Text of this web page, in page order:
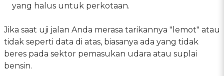
yang halus untuk perkotaan.
Jika saat uji jalan Anda merasa tarikannya "lemot" atau
tidak seperti data di atas, biasanya ada yang tidak
beres pada sektor pemasukan udara atau suplai
bensin.